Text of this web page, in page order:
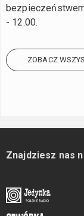
- 12.00.
ZOBACZ
Znajdziesz nas